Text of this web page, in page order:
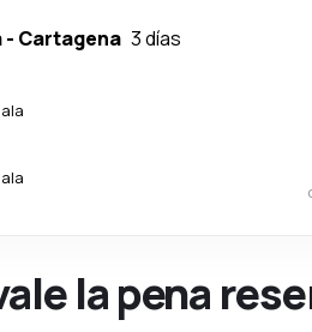
- Cartagena 3 días
la pena